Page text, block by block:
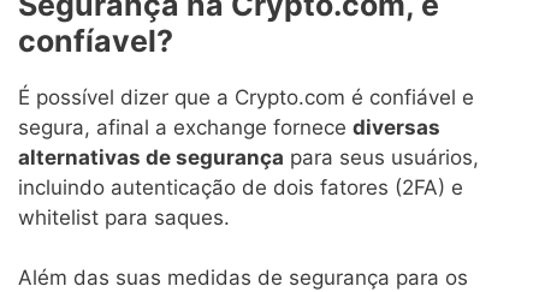
confíavel?
É possível dizer que a Crypto.com é confiável e
segura, afinal a exchange fornece diversas
alternativas de segurança para seus usuários,
incluindo autenticação de dois fatores (2FA) e
whitelist para saques.
Além das suas medidas de segurança para os